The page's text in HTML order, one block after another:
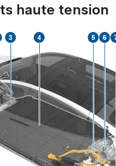
haute tension